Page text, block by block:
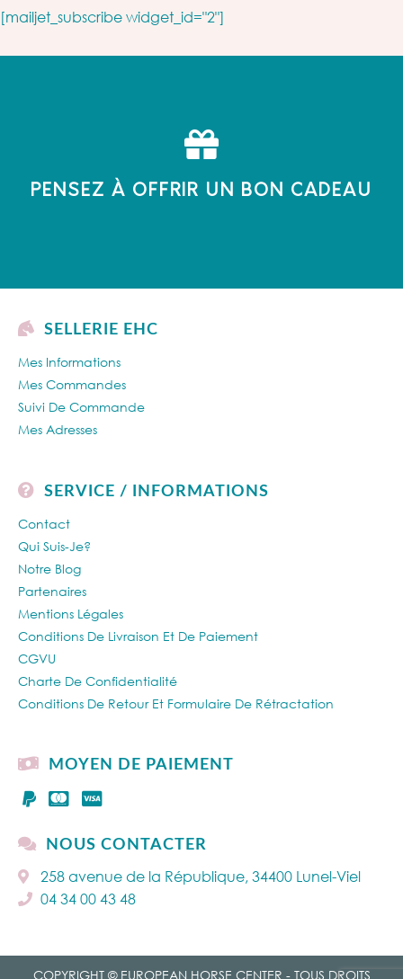
[mailjet_subscribe widget_id="2"]
PENSEZ À OFFRIR UN BON CADEAU
SELLERIE EHC
Mes Informations
Mes Commandes
Suivi De Commande
Mes Adresses
SERVICE / INFORMATIONS
Contact
Qui Suis-Je?
Notre Blog
Partenaires
Mentions Légales
Conditions De Livraison Et De Paiement
CGVU
Charte De Confidentialité
Conditions De Retour Et Formulaire De Rétractation
MOYEN DE PAIEMENT
NOUS CONTACTER
258 avenue de la République, 34400 Lunel-Viel
04 34 00 43 48
COPYRIGHT © EUROPEAN HORSE CENTER - TOUS DROITS